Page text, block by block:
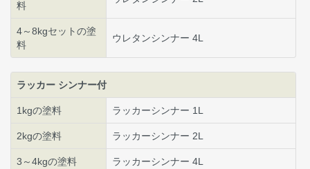
料
4～8kgセットの塗
料
ウレタンシンナー 4L
ラッカー シンナー付
1kgの塗料 ラッカーシンナー 1L
2kgの塗料 ラッカーシンナー 2L
3～4kgの塗料 ラッカーシンナー 4L